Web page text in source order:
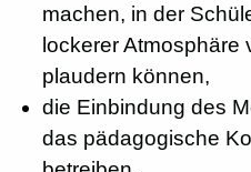
machen, in der
lockerer Atmosphäre
plaudern können,
die Einbindung des
das pädagogische